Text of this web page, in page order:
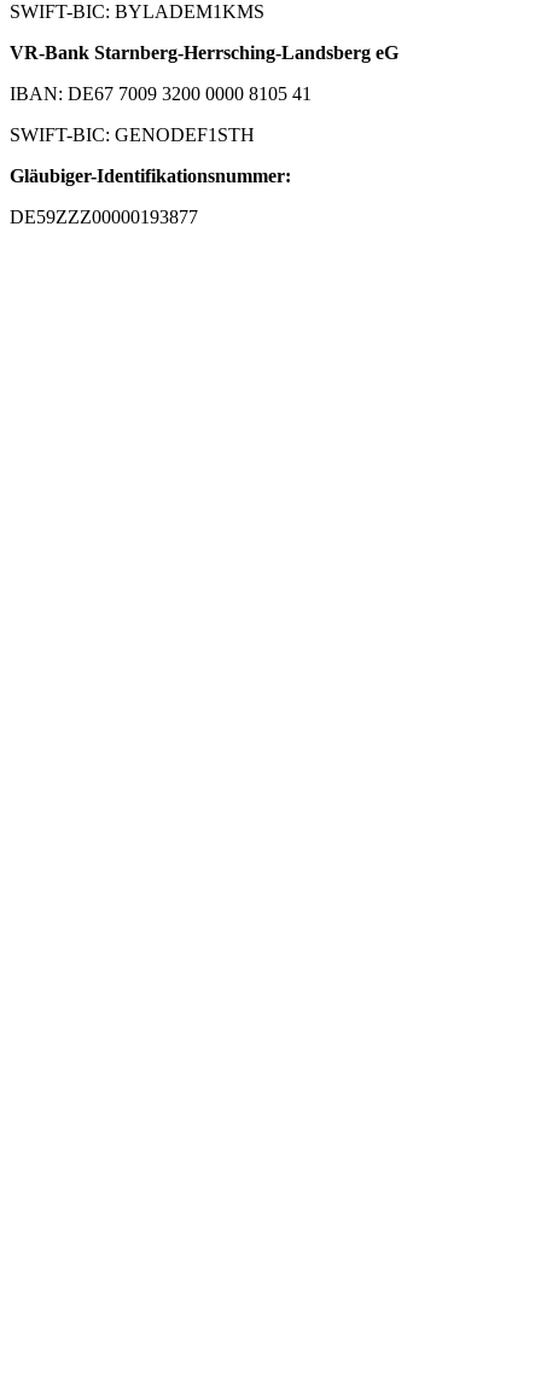
SWIFT-BIC: BYLADEM1KMS
VR-Bank Starnberg-Herrsching-Landsberg eG
IBAN: DE67 7009 3200 0000 8105 41
SWIFT-BIC: GENODEF1STH
Gläubiger-Identifikationsnummer:
DE59ZZZ00000193877